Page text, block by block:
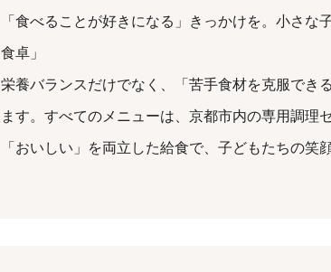
「食べることが好きになる」きっかけを。小さ
食卓」
栄養バランスだけでなく、「苦手食材を克服でき
ます。すべてのメニューは、京都市内の専用調理
「おいしい」を両立した給食で、子どもたちの笑